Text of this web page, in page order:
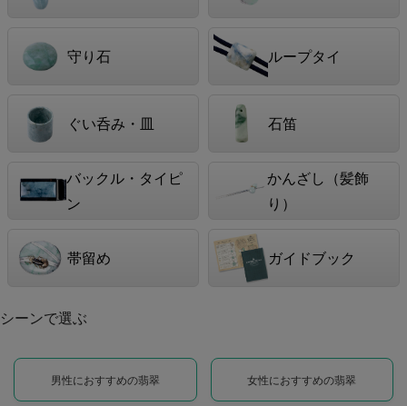
守り石 ループタイ
ぐい呑み・皿 石笛
バックル・タイピ
ン
かんざし（髪飾
り）
帯留め ガイドブック
シーンで選ぶ
男性におすすめの翡翠 女性におすすめの翡翠